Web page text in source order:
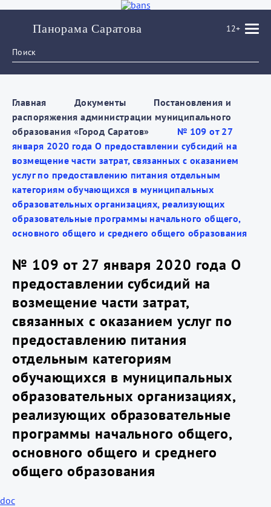
Панорама Саратова 12+
Главная Документы
Постановления и
распоряжения администрации муниципального
образования «Город Саратов»
№ 109 от 27
января 2020 года О предоставлении субсидий на
возмещение части затрат, связанных с оказанием
услуг по предоставлению питания отдельным
категориям обучающихся в муниципальных
образовательных организациях, реализующих
образовательные программы начального общего,
основного общего и среднего общего образования
№ 109 от 27 января 2020 года О
предоставлении субсидий на
возмещение части затрат,
связанных с оказанием услуг по
предоставлению питания
отдельным категориям
обучающихся в муниципальных
образовательных организациях,
реализующих образовательные
программы начального общего,
основного общего и среднего
общего образования
doc